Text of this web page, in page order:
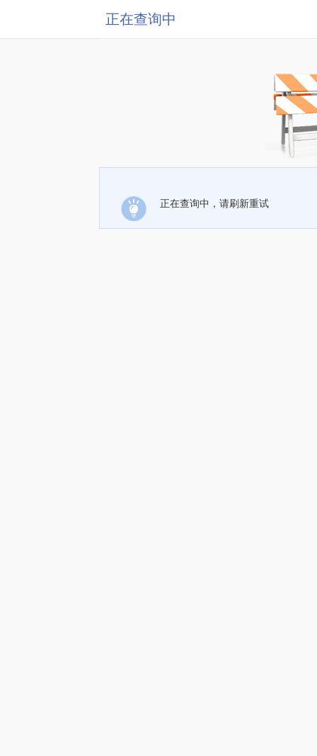
正在查询中
正在查询中，请刷新重试